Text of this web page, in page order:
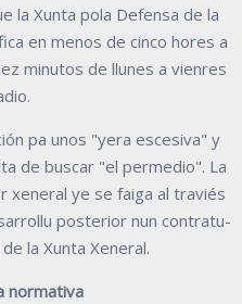
la Xunta pola Defensa de la
en menos de cinco hores a
minutos de llunes a vienres
pa unos "yera escesiva" y
de buscar "el permedio". La
xeneral ye se faiga al traviés
posterior nun contratu-
la Xunta Xeneral.
normativa